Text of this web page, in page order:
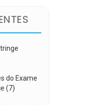
do Exame
(7)